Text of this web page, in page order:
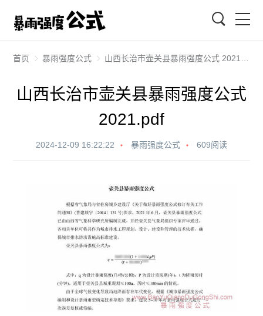
首页 暴雨强度公式 山西长治市壶关县暴雨强度公式 2021.pdf
山西长治市壶关县暴雨强度公式
2021.pdf
2024-12-09 16:22:22 暴雨强度公式 609阅读